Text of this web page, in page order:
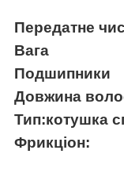
Вага
Довжина
Тип:котушка